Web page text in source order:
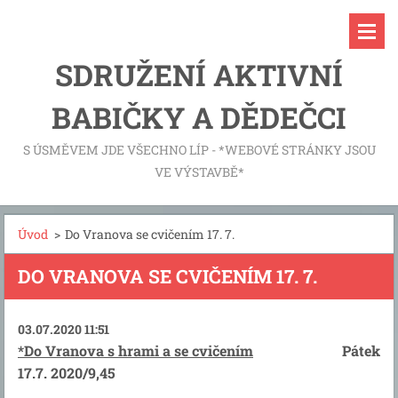
SDRUŽENÍ AKTIVNÍ
BABIČKY A DĚDEČCI
S ÚSMĚVEM JDE VŠECHNO LÍP - *WEBOVÉ STRÁNKY JSOU
VE VÝSTAVBĚ*
Úvod > Do Vranova se cvičením 17. 7.
DO VRANOVA SE CVIČENÍM 17. 7.
03.07.2020 11:51
*Do Vranova s hrami a se cvičením Pátek
17.7. 2020/9,45